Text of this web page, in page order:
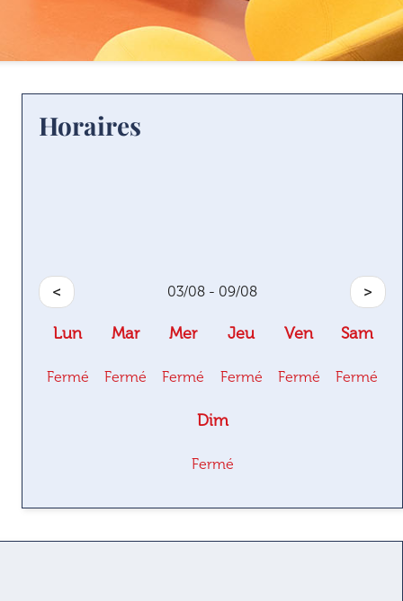
Horaires
>
< 03/08 - 09/08
Lun
Fermé
Mar
Fermé
Mer
Fermé
Jeu
Fermé
Ven
Fermé
Sam
Fermé
Dim
Fermé